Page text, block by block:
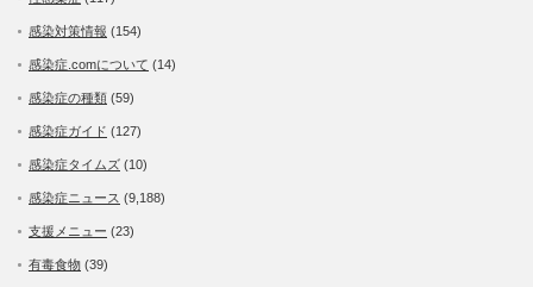
感染対策情報 (154)
感染症.comについて (14)
感染症の種類 (59)
感染症ガイド (127)
感染症タイムズ (10)
感染症ニュース (9,188)
支援メニュー (23)
有毒食物 (39)